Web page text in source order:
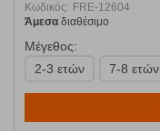
Κωδικός: FRE-12604
Άμεσα διαθέσιμο
Μέγεθος:
2-3 ετών
7-8 ετών